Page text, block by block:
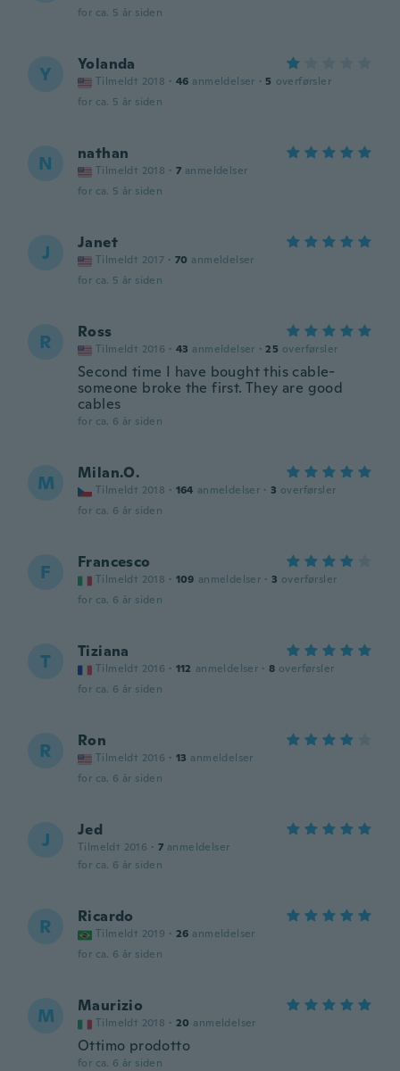
for ca. 5 år siden
Y Yolanda
Tilmeldt 2018 · 46 anmeldelser · 5 overførsler
for ca. 5 år siden
N nathan
Tilmeldt 2018 · 7 anmeldelser
for ca. 5 år siden
J Janet
Tilmeldt 2017 · 70 anmeldelser
for ca. 5 år siden
R Ross
Tilmeldt 2016 · 43 anmeldelser · 25 overførsler
Second time I have bought this cable-
someone broke the first. They are good
cables
for ca. 6 år siden
M Milan.O.
Tilmeldt 2018 · 164 anmeldelser · 3 overførsler
for ca. 6 år siden
F Francesco
Tilmeldt 2018 · 109 anmeldelser · 3 overførsler
for ca. 6 år siden
T Tiziana
Tilmeldt 2016 · 112 anmeldelser · 8 overførsler
for ca. 6 år siden
R Ron
Tilmeldt 2016 · 13 anmeldelser
for ca. 6 år siden
J Jed
Tilmeldt 2016 · 7 anmeldelser
for ca. 6 år siden
R Ricardo
Tilmeldt 2019 · 26 anmeldelser
for ca. 6 år siden
M Maurizio
Tilmeldt 2018 · 20 anmeldelser
Ottimo prodotto
for ca. 6 år siden